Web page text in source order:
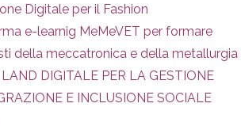
Digitale per il Fashion
e-learnig MeMeVET per formare
della meccatronica e della metallurgia
DIGITALE PER LA GESTIONE
E INCLUSIONE SOCIALE